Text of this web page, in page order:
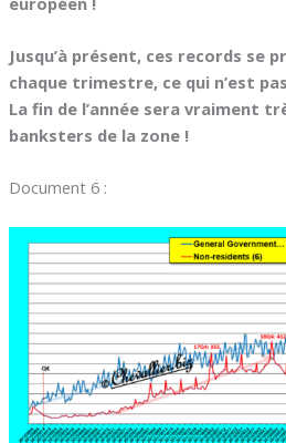
Jusqu’à présent, ces records se
chaque trimestre, ce qui n’est
La fin de l’année sera vraiment
banksters de la zone !
Document 6 :